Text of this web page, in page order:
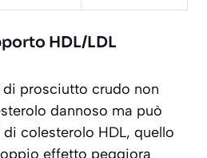
HDL/LDL
prosciutto crudo non
dannoso ma può
di colesterolo HDL, quello
effetto peggiora